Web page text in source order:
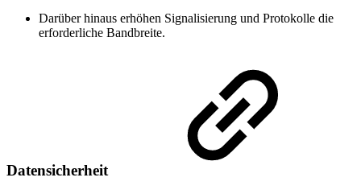
Darüber hinaus erhöhen Signalisierung und Protokolle die
erforderliche Bandbreite.
Datensicherheit